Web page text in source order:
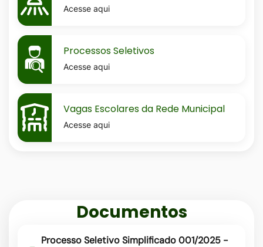
Acesse aqui
MaskProcessos-
seletivos
Processos Seletivos
Acesse aqui
MaskVagas-
escolares-
da-
Vagas Escolares da Rede Municipal
Acesse aqui
Documentos
Processo Seletivo Simplificado 001/2025 -